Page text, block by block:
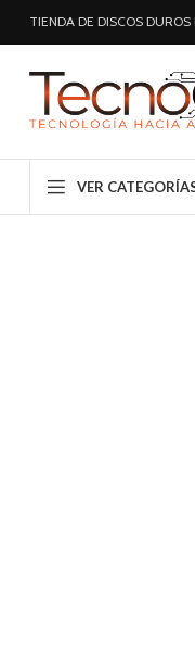
TIENDA DE DISCOS
VER